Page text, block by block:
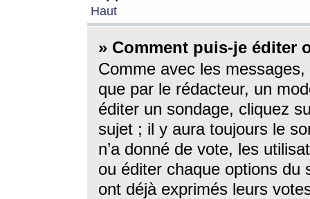
Haut
» Comment puis-je éditer
Comme avec les
que par le rédacteur, un
éditer un sondage, cliquez
sujet ; il y aura toujours le
n’a donné de vote, les
ou éditer chaque options du
ont déjà exprimés leurs